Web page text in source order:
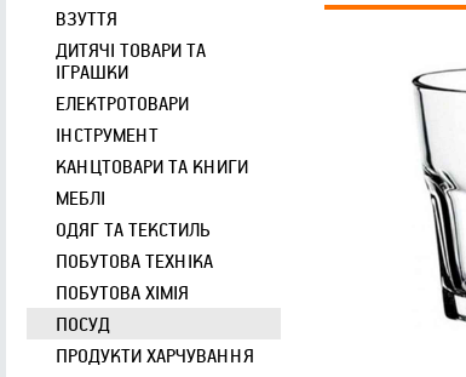
ВЗУТТЯ
ДИТЯЧІ ТОВАРИ ТА
ІГРАШКИ
ЕЛЕКТРОТОВАРИ
ІНСТРУМЕНТ
КАНЦТОВАРИ ТА КНИГИ
МЕБЛІ
ОДЯГ ТА ТЕКСТИЛЬ
ПОБУТОВА ТЕХНІКА
ПОБУТОВА ХІМІЯ
ПОСУД
ПРОДУКТИ ХАРЧУВАННЯ